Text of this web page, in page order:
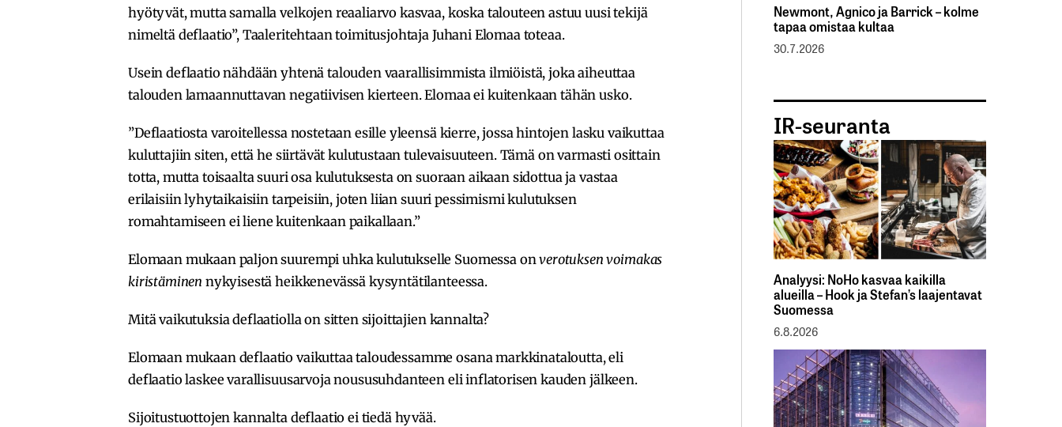
hyötyvät, mutta samalla velkojen reaaliarvo kasvaa, koska talouteen astuu uusi tekijä
nimeltä deflaatio”, Taaleritehtaan toimitusjohtaja Juhani Elomaa toteaa.
Usein deflaatio nähdään yhtenä talouden vaarallisimmista ilmiöistä, joka aiheuttaa
talouden lamaannuttavan negatiivisen kierteen. Elomaa ei kuitenkaan tähän usko.
”Deflaatiosta varoitellessa nostetaan esille yleensä kierre, jossa hintojen lasku vaikuttaa
kuluttajiin siten, että he siirtävät kulutustaan tulevaisuuteen. Tämä on varmasti osittain
totta, mutta toisaalta suuri osa kulutuksesta on suoraan aikaan sidottua ja vastaa
erilaisiin lyhytaikaisiin tarpeisiin, joten liian suuri pessimismi kulutuksen
romahtamiseen ei liene kuitenkaan paikallaan.”
Elomaan mukaan paljon suurempi uhka kulutukselle Suomessa onverotuksen voimakas
kiristäminen nykyisestä heikkenevässä kysyntätilanteessa.
Mitä vaikutuksia deflaatiolla on sitten sijoittajien kannalta?
Elomaan mukaan deflaatio vaikuttaa taloudessamme osana markkinataloutta, eli
deflaatio laskee varallisuusarvoja noususuhdanteen eli inflatorisen kauden jälkeen.
Sijoitustuottojen kannalta deflaatio ei tiedä hyvää.
Newmont, Agnico ja Barrick – kolme
tapaa omistaa kultaa
30.7.2026
IR-seuranta
Analyysi: NoHo kasvaa kaikilla
alueilla – Hook ja Stefan’s laajentavat
Suomessa
6.8.2026